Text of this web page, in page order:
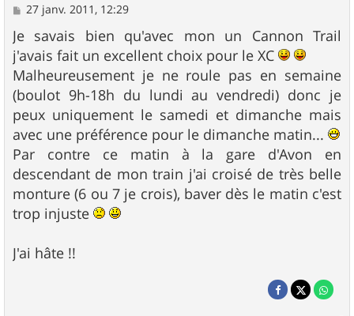
M
s
s
a
g
e
27 janv. 2011, 12:29
Je savais bien qu'avec mon un Cannon Trail
j'avais fait un excellent choix pour le XC
Malheureusement je ne roule pas en semaine
(boulot 9h-18h du lundi au vendredi) donc je
peux uniquement le samedi et dimanche mais
avec une préférence pour le dimanche matin...
Par contre ce matin à la gare d'Avon en
descendant de mon train j'ai croisé de très belle
monture (6 ou 7 je crois), baver dès le matin c'est
trop injuste
J'ai hâte !!